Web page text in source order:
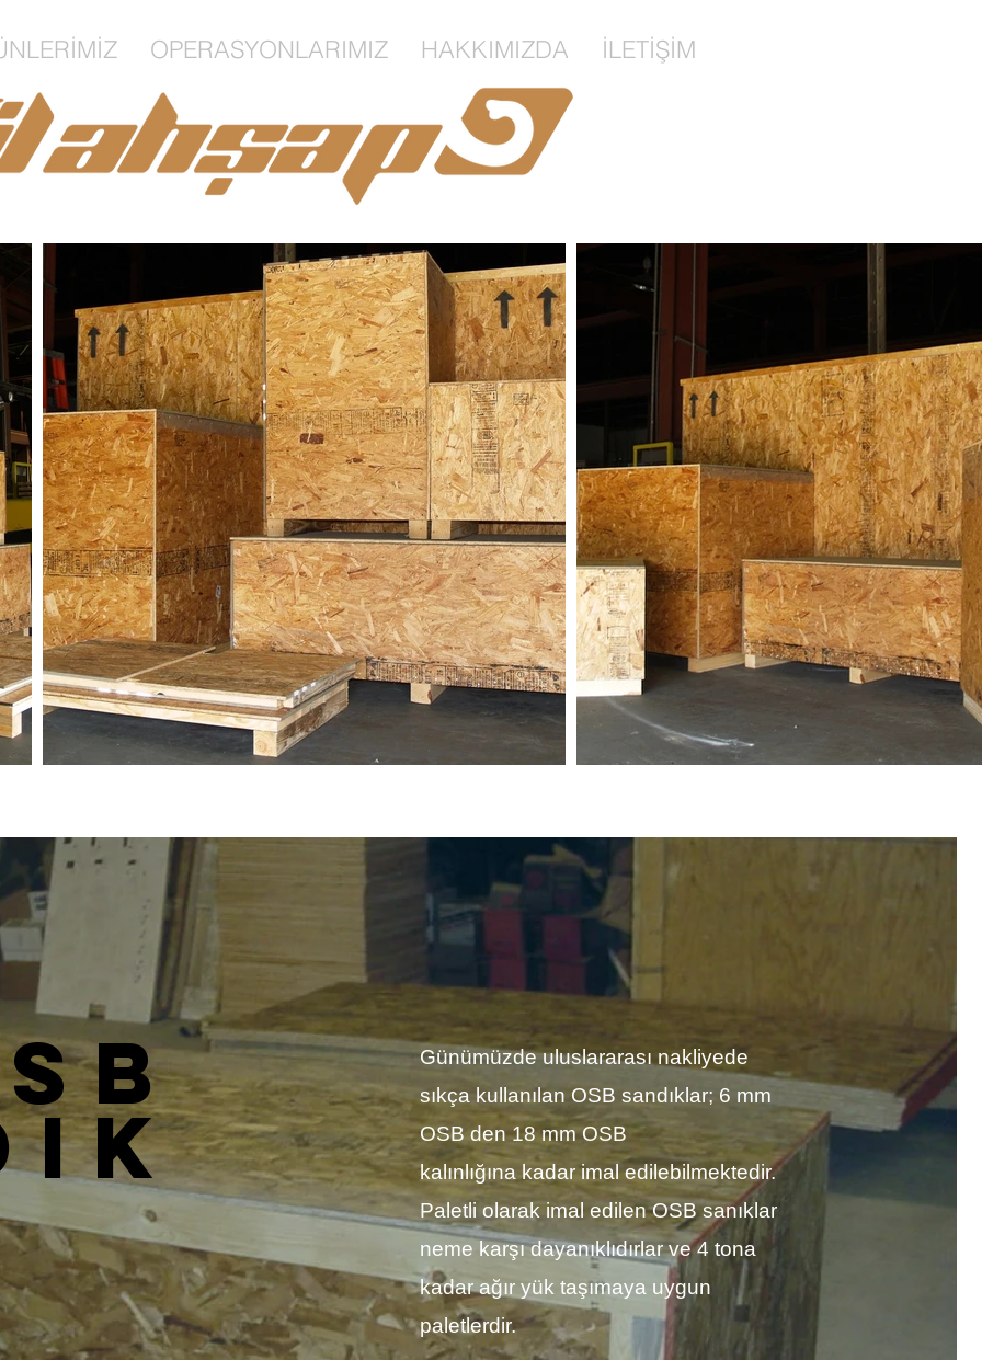
Günümüzde uluslararası nakliyede
sıkça kullanılan OSB sandıklar; 6 mm
OSB den 18 mm OSB
kalınlığına kadar imal edilebilmektedir.
Paletli olarak imal edilen OSB sanıklar
neme karşı dayanıklıdırlar ve 4 tona
kadar ağır yük taşımaya uygun
paletlerdir.
OPERASYONLARIMIZ HAKKIMIZDA İLETİŞİM